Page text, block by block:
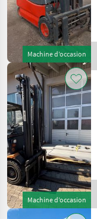
Machine d’occasion
Machine d’occasion